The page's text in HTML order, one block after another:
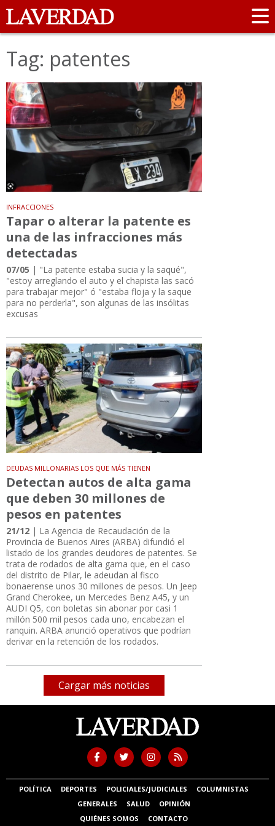
Tag: patentes
INFRACCIONES
Tapar o alterar la patente es
una de las infracciones más
detectadas
07/05 | "La patente estaba sucia y la saqué",
"estoy arreglando el auto y el chapista las sacó
para trabajar mejor" ó "estaba floja y la saque
para no perderla", son algunas de las insólitas
excusas
DEUDAS MILLONARIAS LOS QUE MÁS TIENEN
Detectan autos de alta gama
que deben 30 millones de
pesos en patentes
21/12 | La Agencia de Recaudación de la
Provincia de Buenos Aires (ARBA) difundió el
listado de los grandes deudores de patentes. Se
trata de rodados de alta gama que, en el caso
del distrito de Pilar, le adeudan al fisco
bonaerense unos 30 millones de pesos. Un Jeep
Grand Cherokee, un Mercedes Benz A45, y un
AUDI Q5, con boletas sin abonar por casi 1
millón 500 mil pesos cada uno, encabezan el
ranquin. ARBA anunció operativos que podrían
derivar en la retención de los rodados.
Cargar más noticias
POLÍTICA DEPORTES POLICIALES/JUDICIALES
COLUMNISTAS
GENERALES
SALUD
OPINIÓN
QUIÉNES SOMOS
CONTACTO